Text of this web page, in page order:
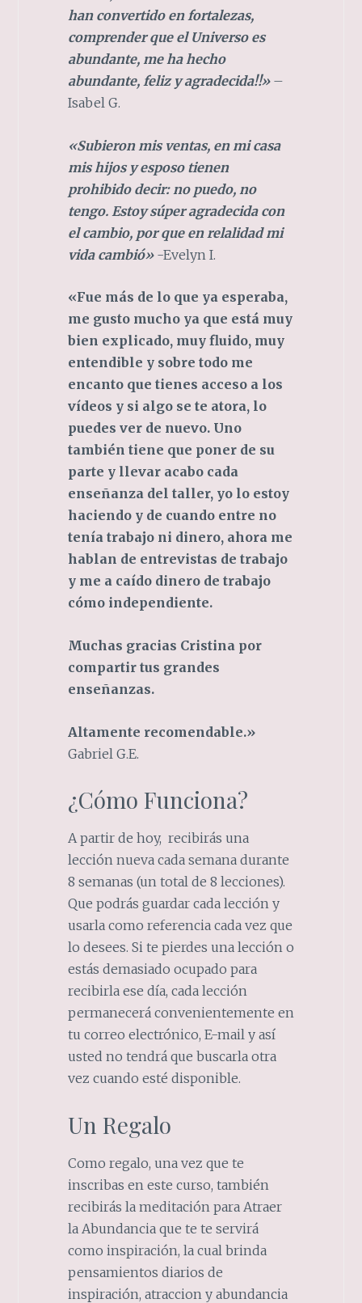
han convertido en fortalezas,
comprender que el Universo es
abundante, me ha hecho
abundante, feliz y agradecida!!»–
Isabel G.
«Subieron mis ventas, en mi casa
mis hijos y esposo tienen
prohibido decir: no puedo, no
tengo. Estoy súper agradecida con
el cambio, por que en relalidad mi
vida cambió»-Evelyn I.
«Fue más de lo que ya esperaba,
me gusto mucho ya que está muy
bien explicado, muy fluido, muy
entendible y sobre todo me
encanto que tienes acceso a los
vídeos y si algo se te atora, lo
puedes ver de nuevo. Uno
también tiene que poner de su
parte y llevar acabo cada
enseñanza del taller, yo lo estoy
haciendo y de cuando entre no
tenía trabajo ni dinero, ahora me
hablan de entrevistas de trabajo
y me a caído dinero de trabajo
cómo independiente.
Muchas gracias Cristina por
compartir tus grandes
enseñanzas.
Altamente recomendable.»
Gabriel G.E.
¿Cómo Funciona?
A partir de hoy, recibirás una
lección nueva cada semana durante
8 semanas (un total de 8 lecciones).
Que podrás guardar cada lección y
usarla como referencia cada vez que
lo desees. Si te pierdes una lección o
estás demasiado ocupado para
recibirla ese día, cada lección
permanecerá convenientemente en
tu correo electrónico, E-mail y así
usted no tendrá que buscarla otra
vez cuando esté disponible.
Un Regalo
Como regalo, una vez que te
inscribas en este curso, también
recibirás la meditación para Atraer
la Abundancia que te te servirá
como inspiración, la cual brinda
pensamientos diarios de
inspiración, atraccion y abundancia